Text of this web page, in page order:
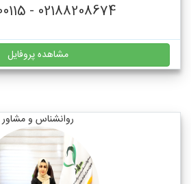
02188208674 - 09006100115
مشاهده پروفایل
روانشناس و مشاور